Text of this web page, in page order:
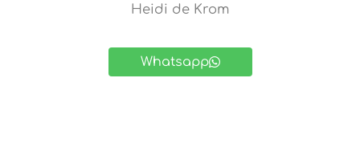
Heidi de Krom
Whatsapp